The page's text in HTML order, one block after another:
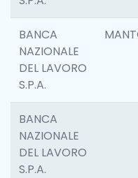
BANCA
NAZIONALE
DEL LAVORO
S.P.A.
BANCA
NAZIONALE
DEL LAVORO
S.P.A.